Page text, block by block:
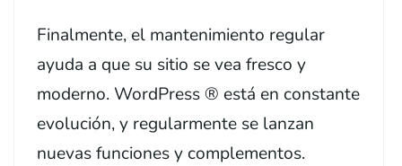
Finalmente, el mantenimiento regular
ayuda a que su sitio se vea fresco y
moderno. WordPress ® está en constante
evolución, y regularmente se lanzan
nuevas funciones y complementos.